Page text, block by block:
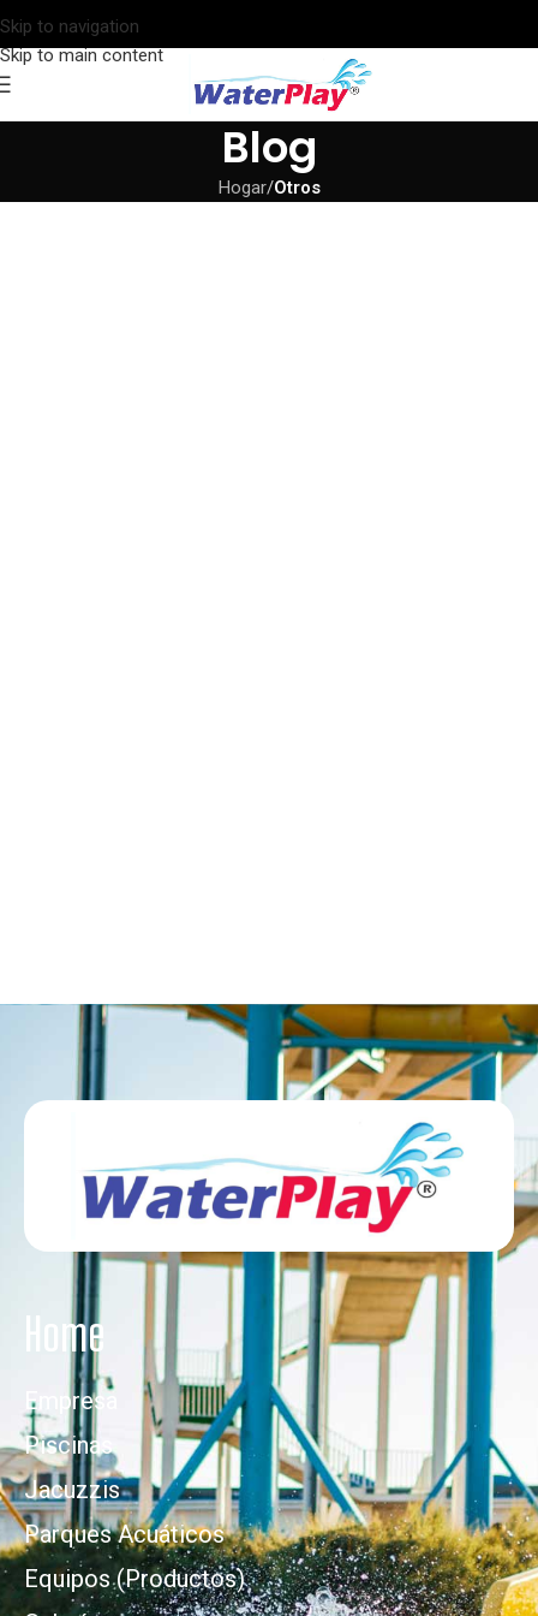
Skip to navigation
Skip to main content
Blog
Hogar/Otros
Home
Empresa
Piscinas
Jacuzzis
Parques Acuáticos
Equipos (Productos)